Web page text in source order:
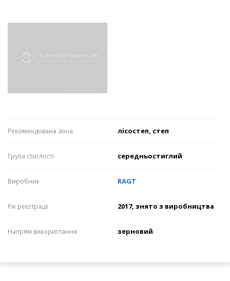
Рекомендована зона лісостеп, степ
Група стиглості середньостиглий
Виробник RAGT
Рік реєстрації 2017, знято з виробництва
Напрям використання зерновий